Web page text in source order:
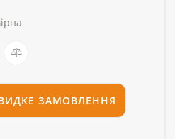
ЗАМОВЛЕННЯ